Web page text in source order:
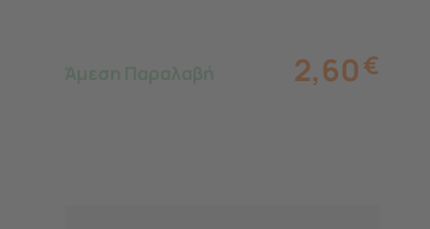
Άμεση Παραλαβή 2,60€